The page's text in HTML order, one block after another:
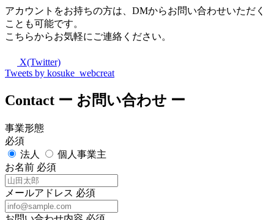
アカウントをお持ちの方は、DMからお問い合わせいただく
ことも可能です。
こちらからお気軽にご連絡ください。
X(Twitter)
Tweets by kosuke_webcreat
Contact ー お問い合わせ ー
事業形態
必須
法人
個人事業主
お名前 必須
メールアドレス 必須